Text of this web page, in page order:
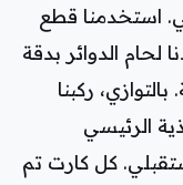
استخدمنا قطع
لحام الدوائر بدقة
ركبنا
الرئيسي
كل كارت تم